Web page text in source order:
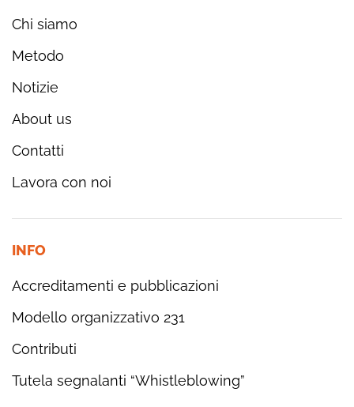
Chi siamo
Metodo
Notizie
About us
Contatti
Lavora con noi
INFO
Accreditamenti e pubblicazioni
Modello organizzativo 231
Contributi
Tutela segnalanti “Whistleblowing”